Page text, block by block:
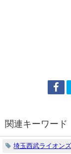
関連キーワード
埼玉西武ライオンズ